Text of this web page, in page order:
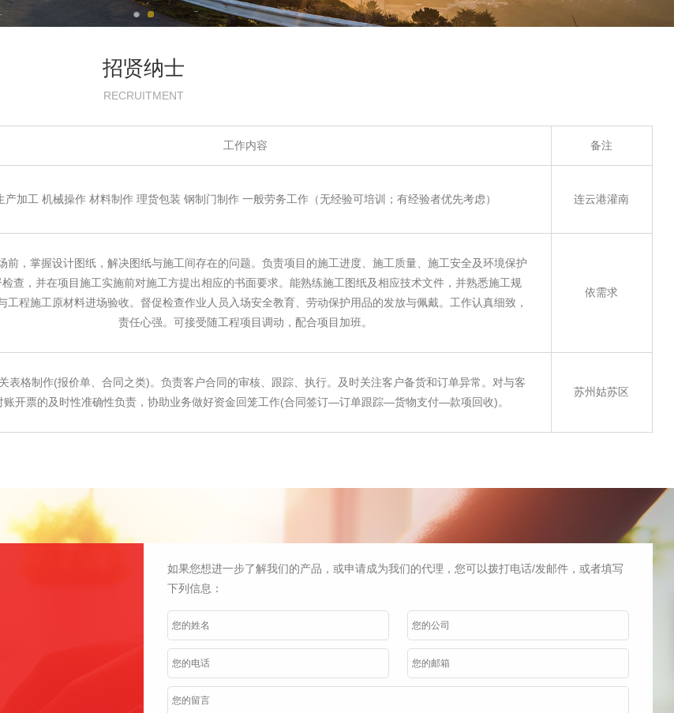
招贤纳士
RECRUITMENT
工作内容 备注
产加工 机械操作 材料制作 理货包装 钢制门制作 一般劳务工作（无经验可培训；有经验者优先考虑） 连云港灌南
前，掌握设计图纸，解决图纸与施工间存在的问题。负责项目的施工进度、施工质量、施工安全及环境保护
检查，并在项目施工实施前对施工方提出相应的书面要求。能熟练施工图纸及相应技术文件，并熟悉施工规
工程施工原材料进场验收。督促检查作业人员入场安全教育、劳动保护用品的发放与佩戴。工作认真细致，
责任心强。可接受随工程项目调动，配合项目加班。
依需求
表格制作(报价单、合同之类)。负责客户合同的审核、跟踪、执行。及时关注客户备货和订单异常。对与客
账开票的及时性准确性负责，协助业务做好资金回笼工作(合同签订—订单跟踪—货物支付—款项回收)。
苏州姑苏区
如果您想进一步了解我们的产品，或申请成为我们的代理，您可以拨打电话/发邮件，或者填写
下列信息：